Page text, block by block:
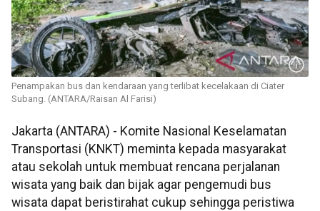
Penampakan bus dan kendaraan yang terlibat kecelakaan di Ciater
Subang. (ANTARA/Raisan Al Farisi)
Jakarta (ANTARA) - Komite Nasional Keselamatan
Transportasi (KNKT) meminta kepada masyarakat
atau sekolah untuk membuat rencana perjalanan
wisata yang baik dan bijak agar pengemudi bus
wisata dapat beristirahat cukup sehingga peristiwa